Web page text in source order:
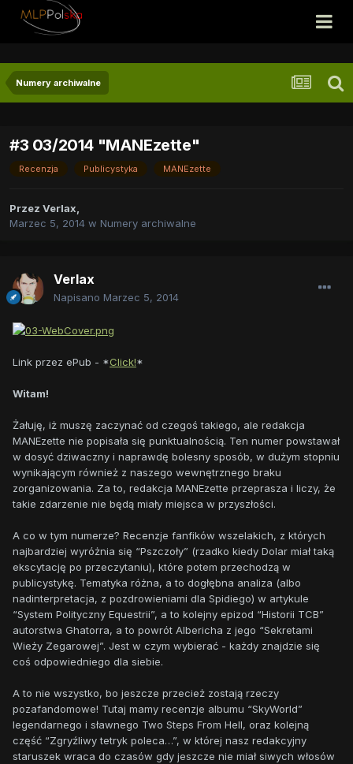
Numery archiwalne
#3 03/2014 "MANEzette"
Recenzja Publicystyka MANEzette
Przez Verlax,
Marzec 5, 2014 w Numery archiwalne
Verlax
Napisano Marzec 5, 2014
Link przez ePub - *Click!*
Witam!
Żałuję, iż muszę zaczynać od czegoś takiego, ale redakcja
MANEzette nie popisała się punktualnością. Ten numer powstawał
w dosyć dziwaczny i naprawdę bolesny sposób, w dużym stopniu
wynikającym również z naszego wewnętrznego braku
zorganizowania. Za to, redakcja MANEzette przeprasza i liczy, że
takie zdarzenie nie będą miały miejsca w przyszłości.
A co w tym numerze? Recenzje fanfików wszelakich, z których
najbardziej wyróżnia się “Pszczoły” (rzadko kiedy Dolar miał taką
ekscytację po przeczytaniu), które potem przechodzą w
publicystykę. Tematyka różna, a to dogłębna analiza (albo
nadinterpretacja, z pozdrowieniami dla Spidiego) w artykule
“System Polityczny Equestrii”, a to kolejny epizod “Historii TCB”
autorstwa Ghatorra, a to powrót Albericha z jego “Sekretami
Wieży Zegarowej”. Jest w czym wybierać - każdy znajdzie się
coś odpowiedniego dla siebie.
A to nie wszystko, bo jeszcze przecież zostają rzeczy
pozafandomowe! Tutaj mamy recenzje albumu “SkyWorld”
legendarnego i sławnego Two Steps From Hell, oraz kolejną
część “Zgryźliwy tetryk poleca…”, w której nasz redakcyjny
staruszek wraca do czasów gdy jeszcze nie miał siwych włosów